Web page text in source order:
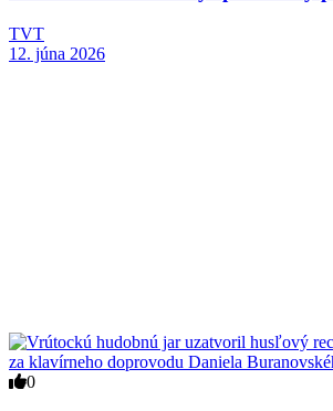
TVT
12. júna 2026
0